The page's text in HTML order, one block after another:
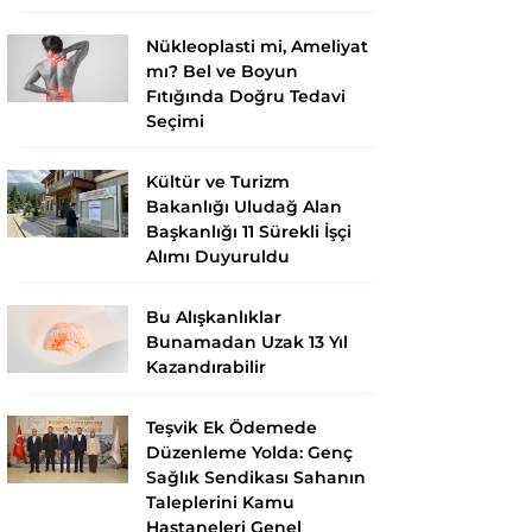
Nükleoplasti mi, Ameliyat
mı? Bel ve Boyun
Fıtığında Doğru Tedavi
Seçimi
Kültür ve Turizm
Bakanlığı Uludağ Alan
Başkanlığı 11 Sürekli İşçi
Alımı Duyuruldu
Bu Alışkanlıklar
Bunamadan Uzak 13 Yıl
Kazandırabilir
Teşvik Ek Ödemede
Düzenleme Yolda: Genç
Sağlık Sendikası Sahanın
Taleplerini Kamu
Hastaneleri Genel